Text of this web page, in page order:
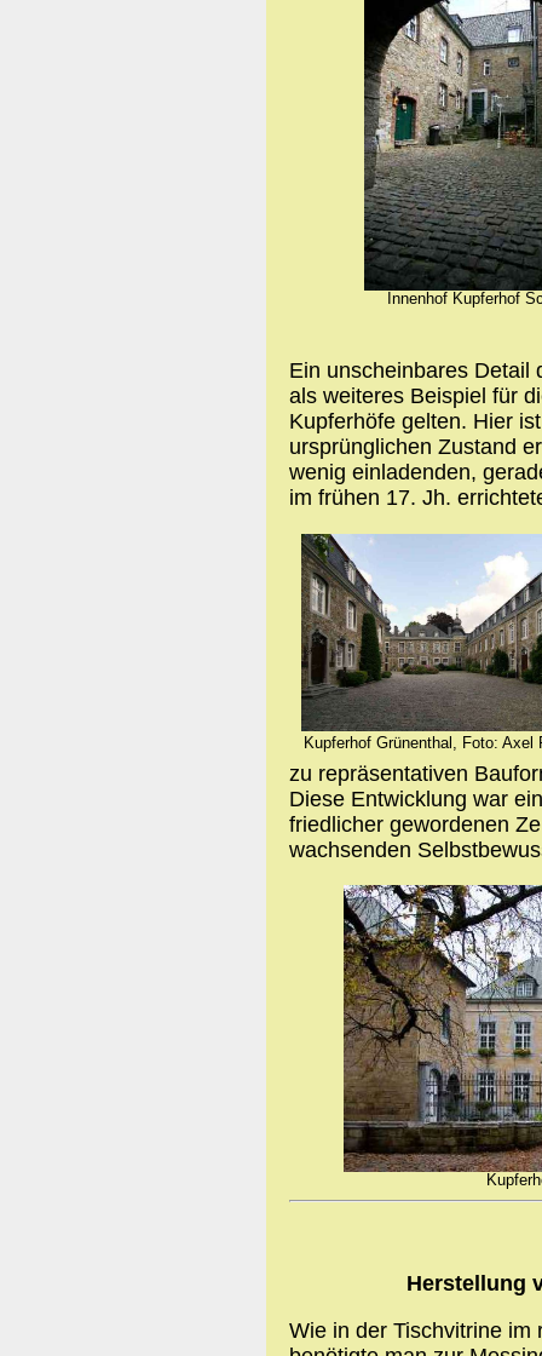
Innenhof Kupferhof
Ein unscheinbares Detail
als weiteres Beispiel für
Kupferhöfe gelten. Hier
ursprünglichen Zustand
wenig einladenden,
im frühen 17. Jh.
Kupferhof Grünenthal, Foto: Axel
zu repräsentativen
Diese Entwicklung war
friedlicher gewordenen
wachsenden
Herstellung
Wie in der Tischvitrine im